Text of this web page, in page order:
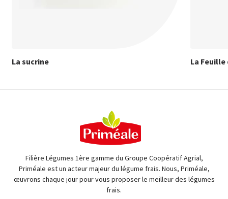
La sucrine La Feuille
Filière Légumes 1ère gamme du Groupe Coopératif Agrial,
Priméale est un acteur majeur du légume frais. Nous, Priméale,
œuvrons chaque jour pour vous proposer le meilleur des légumes
frais.